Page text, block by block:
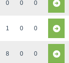
0 0 0
1 0 0
8 0 0